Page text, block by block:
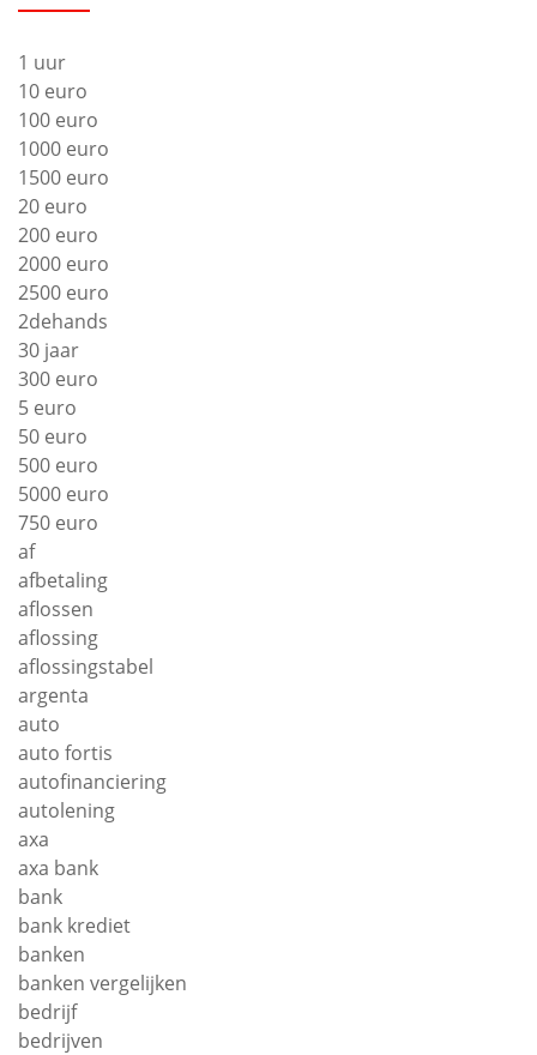
1 uur
10 euro
100 euro
1000 euro
1500 euro
20 euro
200 euro
2000 euro
2500 euro
2dehands
30 jaar
300 euro
5 euro
50 euro
500 euro
5000 euro
750 euro
af
afbetaling
aflossen
aflossing
aflossingstabel
argenta
auto
auto fortis
autofinanciering
autolening
axa
axa bank
bank
bank krediet
banken
banken vergelijken
bedrijf
bedrijven